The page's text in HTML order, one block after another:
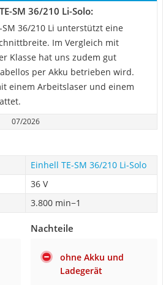
SM 36/210 Li-Solo:
SM 36/210 Li unterstützt eine
Im Vergleich mit
Klasse hat uns zudem gut
per Akku betrieben wird.
einem Arbeitslaser und einem
07/2026
Einhell TE-SM 36/210 Li-Solo
36 V
3.800 min−1
Nachteile
ohne Akku und
Ladegerät